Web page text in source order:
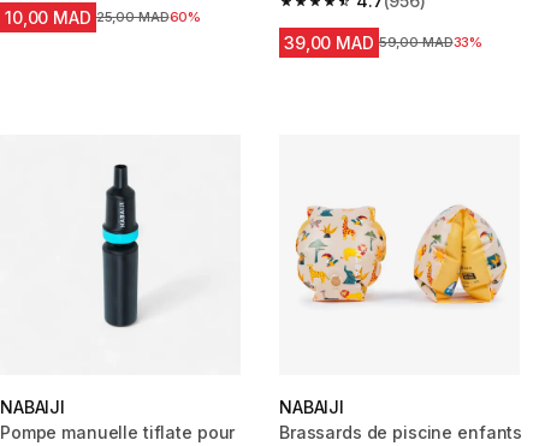
10,00 MAD Prix avant la réduction
25,00 MAD60% 4.7 out of 5 stars from 956
39,00 MAD Prix avant la réduction
59,00 MAD33%
NABAIJI
Pompe manuelle tiflate pour
NABAIJI
Brassards de piscine enfants